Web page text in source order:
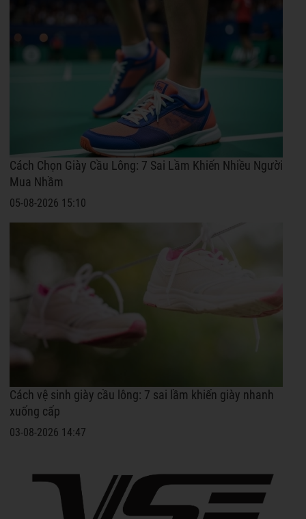
Cách Chọn Giày Cầu Lông: 7 Sai Lầm Khiến Nhiều Người
Mua Nhầm
05-08-2026 15:10
Cách vệ sinh giày cầu lông: 7 sai lầm khiến giày nhanh
xuống cấp
03-08-2026 14:47